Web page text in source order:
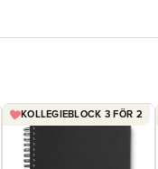
KOLLEGIEBLOCK 3 FÖR 2